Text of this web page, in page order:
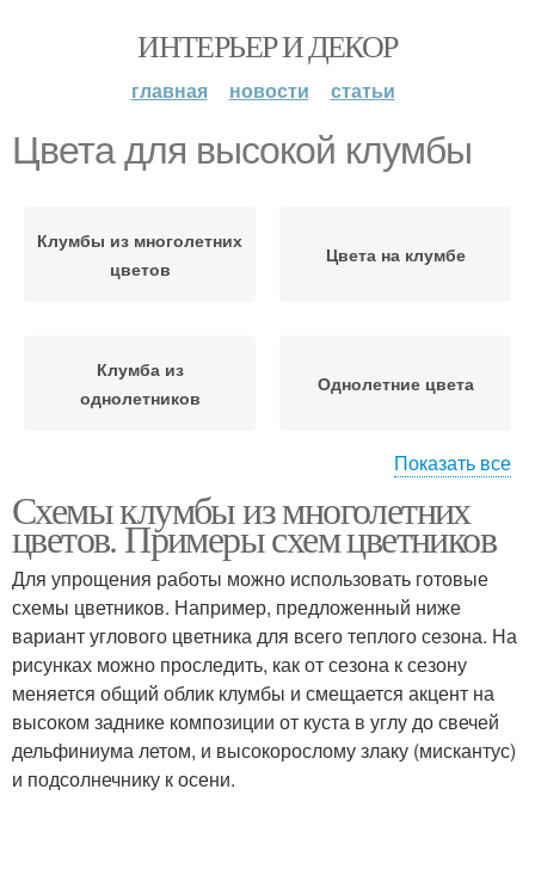
ИНТЕРЬЕР И ДЕКОР
главная новости статьи
Цвета для высокой клумбы
Клумбы из многолетних
цветов
Цвета на клумбе
Клумба из
однолетников
Однолетние цвета
Цвета для яркой Дачная клумба
Цвета для клумбы Многолетние цветы
Клумба из
многолетников
Клумбы из
Показать все
Схемы клумбы из многолетних
цветов. Примеры схем цветников
Для упрощения работы можно использовать готовые
схемы цветников. Например, предложенный ниже
вариант углового цветника для всего теплого сезона. На
рисунках можно проследить, как от сезона к сезону
меняется общий облик клумбы и смещается акцент на
высоком заднике композиции от куста в углу до свечей
дельфиниума летом, и высокорослому злаку (мискантус)
и подсолнечнику к осени.